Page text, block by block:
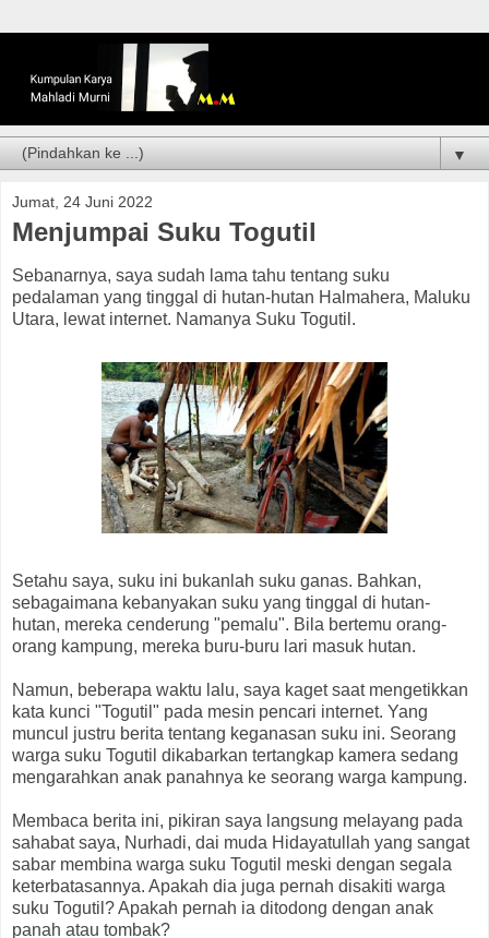
▼
Jumat, 24 Juni 2022
Menjumpai Suku Togutil
Sebanarnya, saya sudah lama tahu tentang suku
pedalaman yang tinggal di hutan-hutan Halmahera, Maluku
Utara, lewat internet. Namanya Suku Togutil.
Setahu saya, suku ini bukanlah suku ganas. Bahkan,
sebagaimana kebanyakan suku yang tinggal di hutan-
hutan, mereka cenderung "pemalu". Bila bertemu orang-
orang kampung, mereka buru-buru lari masuk hutan.
Namun, beberapa waktu lalu, saya kaget saat mengetikkan
kata kunci "Togutil" pada mesin pencari internet. Yang
muncul justru berita tentang keganasan suku ini. Seorang
warga suku Togutil dikabarkan tertangkap kamera sedang
mengarahkan anak panahnya ke seorang warga kampung.
Membaca berita ini, pikiran saya langsung melayang pada
sahabat saya, Nurhadi, dai muda Hidayatullah yang sangat
sabar membina warga suku Togutil meski dengan segala
keterbatasannya. Apakah dia juga pernah disakiti warga
suku Togutil? Apakah pernah ia ditodong dengan anak
panah atau tombak?